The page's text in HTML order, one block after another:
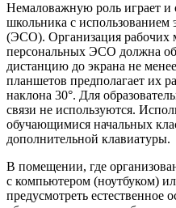
Немаловажную роль играет и
школьника с использованием
(ЭСО). Организация рабочих
персональных ЭСО должна
дистанцию до экрана не
планшетов предполагает их
наклона 30°. Для
связи не используются.
обучающимися начальных
дополнительной клавиатуры.
В помещении, где
с компьютером (ноутбуком)
предусмотреть естественное